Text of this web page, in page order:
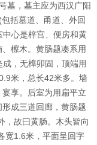
墓，墓主应为西汉广阳
括墓道、甬道、外回
心是梓宫、便房和黄
檫木。黄肠题凑系用
，无榫卯固，顶端用
米，总长42米多。墙
享。后室为用扁平立
成三道回廊，黄肠题
，故曰黄肠。木头皆向
宽1.6米，平面呈回字